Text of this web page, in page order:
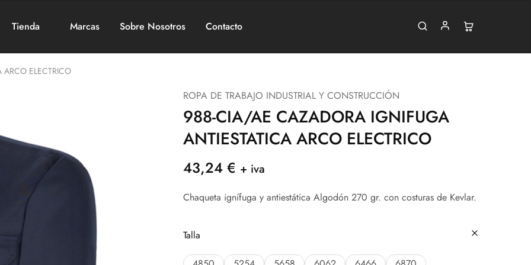
Tienda Marcas Sobre Nosotros Contacto
ELECTRICO
ROPA DE TRABAJO INDUSTRIAL Y CONSTRUCCIÓN
988-CIA/AE CAZADORA IGNIFUGA
ANTIESTATICA ARCO ELECTRICO
43,24 € + iva
Chaqueta ignífuga y antiestática Algodón 270 gr. con costuras de Kevlar.
Talla